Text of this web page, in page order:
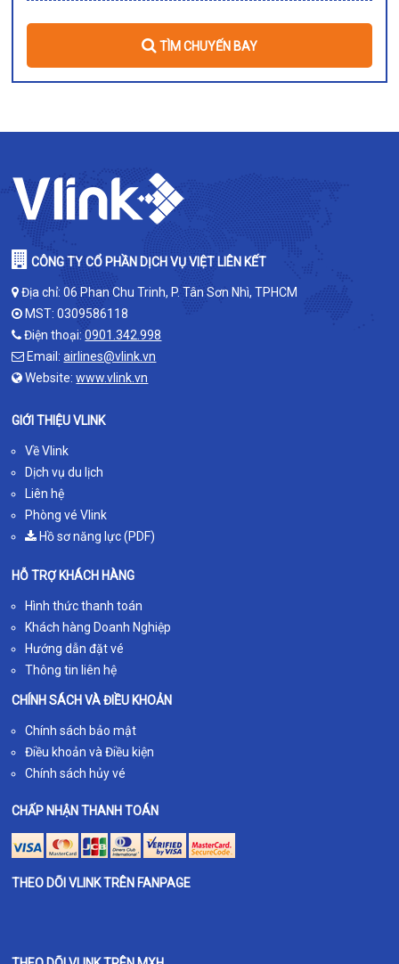
TÌM CHUYẾN BAY
CÔNG TY CỔ PHẦN DỊCH VỤ VIỆT LIÊN KẾT
Địa chỉ: 06 Phan Chu Trinh, P. Tân Sơn Nhì, TPHCM
MST: 0309586118
Điện thoại:0901.342.998
Email:airlines@vlink.vn
Website:www.vlink.vn
GIỚI THIỆU VLINK
Về Vlink
Dịch vụ du lịch
Liên hệ
Phòng vé Vlink
Hồ sơ năng lực (PDF)
HỖ TRỢ KHÁCH HÀNG
Hình thức thanh toán
Khách hàng Doanh Nghiệp
Hướng dẫn đặt vé
Thông tin liên hệ
CHÍNH SÁCH VÀ ĐIỀU KHOẢN
Chính sách bảo mật
Điều khoản và Điều kiện
Chính sách hủy vé
CHẤP NHẬN THANH TOÁN
THEO DÕI VLINK TRÊN FANPAGE